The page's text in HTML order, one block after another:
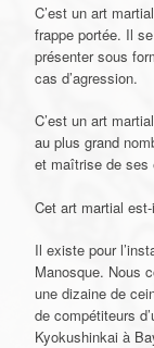
C’est un art
frappe portée. Il
présenter sous
cas d’agression.
C’est un art
au plus grand
et maîtrise de ses
Cet art martial
Il existe pour
Manosque. Nous
une dizaine de
de compétiteurs
Kyokushinkai à